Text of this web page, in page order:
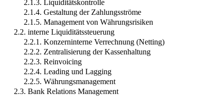
2.1.3. Liquiditätskontrolle
2.1.4. Gestaltung der Zahlungsströme
2.1.5. Management von Währungsrisiken
2.2. interne Liquiditätssteuerung
2.2.1. Konzerninterne Verrechnung (Netting)
2.2.2. Zentralisierung der Kassenhaltung
2.2.3. Reinvoicing
2.2.4. Leading und Lagging
2.2.5. Währungsmanagement
2.3. Bank Relations Management